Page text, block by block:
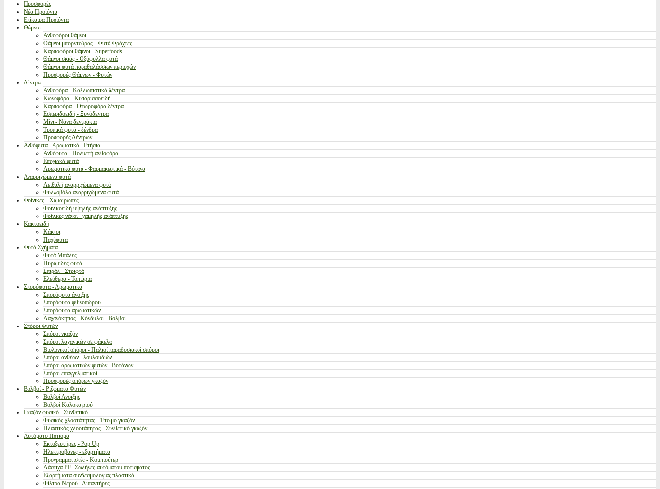
Προσφορές
Νέα Προϊόντα
Επίκαιρα Προϊόντα
Θάμνοι
Ανθοφόροι θάμνοι
Θάμνοι μπορντούρας - Φυτά Φράχτες
Καρποφόροι θάμνοι - Superfoods
Θάμνοι σκιάς - Οξύφυλλα φυτά
Θάμνοι φυτά παραθαλάσσιων περιοχών
Προσφορές Θάμνων - Φυτών
Δέντρα
Ανθοφόρα - Καλλωπιστικά δέντρα
Κωνοφόρα - Κυπαρισσοειδή
Καρποφόρα - Οπωροφόρα δέντρα
Εσπεριδοειδή - Ξυνόδεντρα
Μίνι - Νάνα δεντράκια
Τροπικά φυτά - δένδρα
Προσφορές Δέντρων
Ανθόφυτα - Αρωματικά - Ετήσια
Ανθόφυτα - Πολυετή ανθοφόρα
Εποχιακά φυτά
Αρωματικά φυτά - Φαρμακευτικά - Βότανα
Αναρριχώμενα φυτά
Αειθαλή αναρριχώμενα φυτά
Φυλλοβόλα αναρριχώμενα φυτά
Φοίνικες - Χαμαίρωπες
Φοινικοειδή υψηλής ανάπτυξης
Φοίνικες νάνοι - χαμηλής ανάπτυξης
Κακτοειδή
Κάκτοι
Παχύφυτα
Φυτά Σχήματα
Φυτά Μπάλες
Πυραμίδες φυτά
Σπιράλ - Στριφτά
Ελεύθερα - Τοπιάρια
Σπορόφυτα - Αρωματικά
Σπορόφυτα άνοιξης
Σπορόφυτα φθινοπώρου
Σπορόφυτα αρωματικών
Λαχανόκηπος - Κόνδυλοι - Βολβοί
Σπόροι Φυτών
Σπόροι γκαζόν
Σπόροι λαχανικών σε φάκελα
Βιολογικοί σπόροι - Παλιοί παραδοσιακοί σπόροι
Σπόροι ανθέων - λουλουδιών
Σπόροι αρωματικών φυτών - Βοτάνων
Σπόροι επαγγελματικοί
Προσφορές σπόρων γκαζόν
Βολβοί - Ριζώματα Φυτών
Βολβοί Ανοιξης
Βολβοί Καλοκαιριού
Γκαζόν φυσικό - Συνθετικό
Φυσικός χλοοτάπητας - Έτοιμο γκαζόν
Πλαστικός χλοοτάπητας - Συνθετικό γκαζόν
Αυτόματο Πότισμα
Εκτοξευτήρες - Pop Up
Ηλεκτροβάνες - εξαρτήματα
Προγραμματιστές - Κομπιούτερ
Λάστιχα PE- Σωλήνες αυτόματου ποτίσματος
Εξαρτήματα συνδεσμολογίας πλαστικά
Φίλτρα Νερού - Λιπαντήρες